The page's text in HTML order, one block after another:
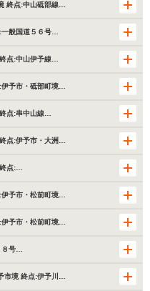
終点:中山砥部線…
一般国道５６号…
点:中山伊予線…
伊予市・砥部町境…
点:串中山線…
点:伊予市・大洲…
終点:…
伊予市・松前町境…
伊予市・松前町境…
８号…
市境 終点:伊予川…